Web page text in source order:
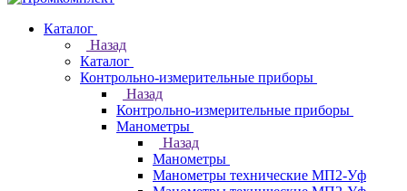
Каталог
Назад
Каталог
Контрольно-измерительные приборы
Назад
Контрольно-измерительные приборы
Манометры
Назад
Манометры
Манометры технические МП2-Уф